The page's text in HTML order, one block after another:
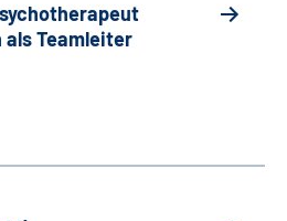
alsTeamleiter